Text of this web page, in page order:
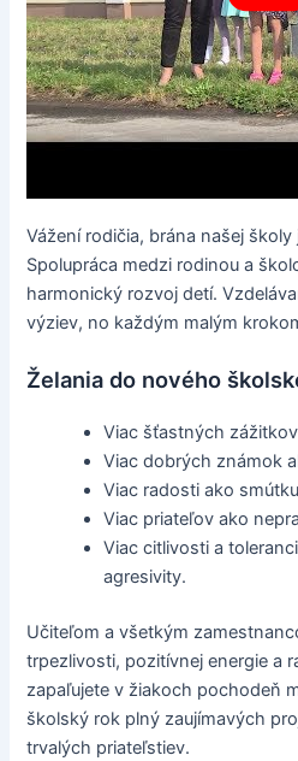
Vážení rodičia, brána našej
Spolupráca medzi rodinou a
harmonický rozvoj detí.
výziev, no každým malým
Želania do nového
Viac šťastných
Viac dobrých známok
Viac radosti ako
Viac priateľov ako
Viac citlivosti a
agresivity.
Učiteľom a všetkým
trpezlivosti, pozitívnej energie a
zapaľujete v žiakoch pochodeň
školský rok plný zaujímavých
trvalých priateľstiev.